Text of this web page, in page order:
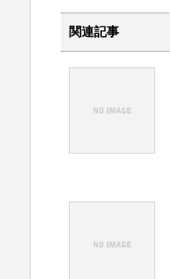
関連記事